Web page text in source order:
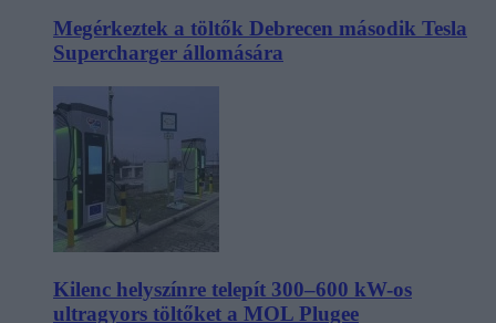
Megérkeztek a töltők Debrecen második Tesla
Supercharger állomására
Kilenc helyszínre telepít 300–600 kW-os
ultragyors töltőket a MOL Plugee